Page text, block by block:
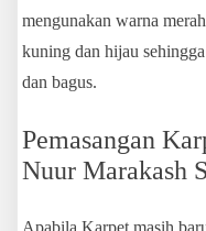
mengunakan warna
kuning dan hijau
dan bagus.
Pemasangan
Nuur Marakash
Apabila Karpet masih